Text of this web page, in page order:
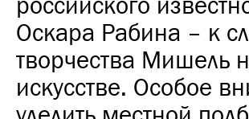
российского
Оскара Рабина – к
творчества Мишель
искусстве. Особое